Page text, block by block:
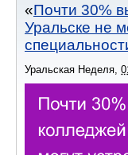
Почти 30%
Уральске не
Уральская Неделя